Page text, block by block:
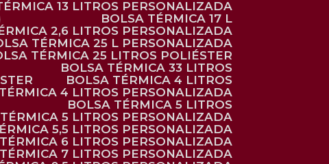
13 LITROS PERSONALIZADA
BOLSA TÉRMICA 17 L
2,6 LITROS PERSONALIZADA
TÉRMICA 25 L PERSONALIZADA
TÉRMICA 25 LITROS POLIÉSTER
BOLSA TÉRMICA 33 LITROS
BOLSA TÉRMICA 4 LITROS
TÉRMICA 4 LITROS PERSONALIZADA
BOLSA TÉRMICA 5 LITROS
TÉRMICA 5 LITROS PERSONALIZADA
5,5 LITROS PERSONALIZADA
TÉRMICA 6 LITROS PERSONALIZADA
TÉRMICA 7 LITROS PERSONALIZADA